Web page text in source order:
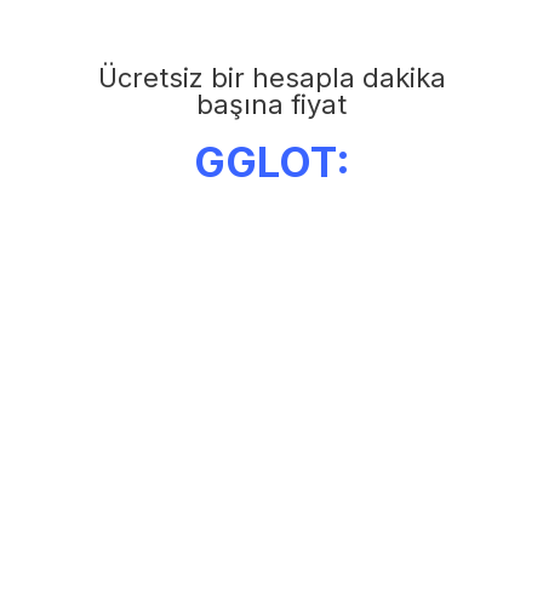
Ücretsiz bir hesapla dakika
başına fiyat
GGLOT: